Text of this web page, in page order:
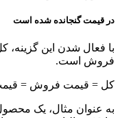
در قیمت گنجانده شده است
با فعال شدن این گزینه،
فروش است.
کل = قیمت فروش = قیمت